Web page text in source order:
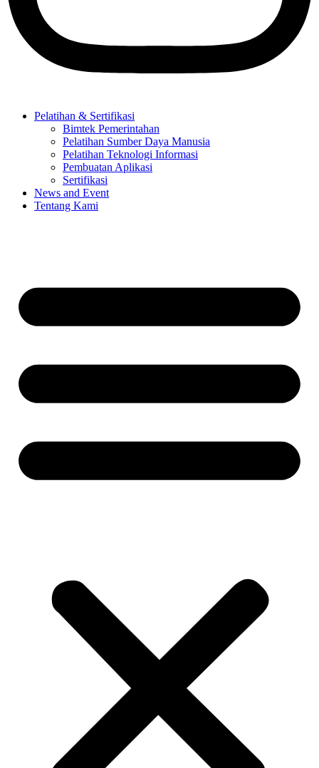
Pelatihan & Sertifikasi
Bimtek Pemerintahan
Pelatihan Sumber Daya Manusia
Pelatihan Teknologi Informasi
Pembuatan Aplikasi
Sertifikasi
News and Event
Tentang Kami